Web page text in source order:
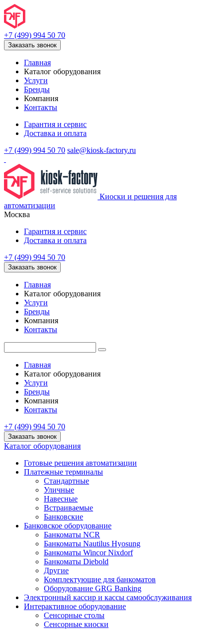
+7 (499) 994 50 70
Заказать звонок
Главная
Каталог оборудования
Услуги
Бренды
Компания
Контакты
Гарантия и сервис
Доставка и оплата
+7 (499) 994 50 70 sale@kiosk-factory.ru
Киоски и решения для
автоматизации
Москва
Гарантия и сервис
Доставка и оплата
+7 (499) 994 50 70
Заказать звонок
Главная
Каталог оборудования
Услуги
Бренды
Компания
Контакты
Главная
Каталог оборудования
Услуги
Бренды
Компания
Контакты
+7 (499) 994 50 70
Заказать звонок
Каталог оборудования
Готовые решения автоматизации
Платежные терминалы
Стандартные
Уличные
Навесные
Встраиваемые
Банковские
Банковское оборудование
Банкоматы NCR
Банкоматы Nautilus Hyosung
Банкоматы Wincor Nixdorf
Банкоматы Diebold
Другие
Комплектующие для банкоматов
Оборудование GRG Banking
Электронный кассир и кассы самообслуживания
Интерактивное оборудование
Сенсорные столы
Сенсорные киоски